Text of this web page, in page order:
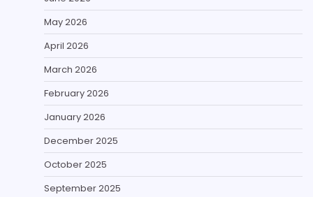
May 2026
April 2026
March 2026
February 2026
January 2026
December 2025
October 2025
September 2025